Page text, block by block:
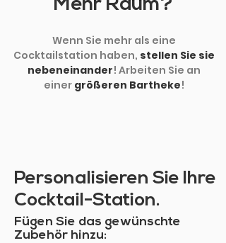
Mehr Raum?
Wenn Sie mehr als eine
Cocktailstation haben, stellen Sie sie
nebeneinander! Arbeiten Sie an
einer größeren Bartheke!
Personalisieren Sie Ihre
Cocktail-Station.
Fügen Sie das gewünschte
Zubehör hinzu: